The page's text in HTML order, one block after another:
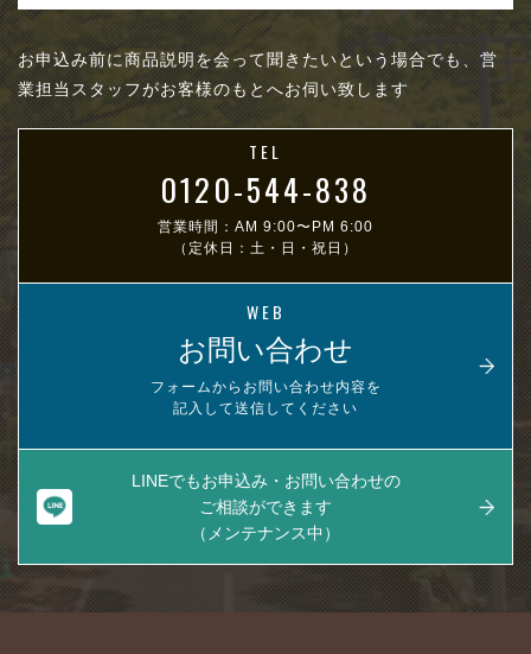
お申込み前に商品説明を会って聞きたいという場合でも、営
業担当スタッフがお客様のもとへお伺い致します
TEL
0120-544-838
営業時間：AM 9:00〜PM 6:00
（定休日：土・日・祝日）
WEB
お問い合わせ
フォームからお問い合わせ内容を
記入して送信してください
LINEでもお申込み・お問い合わせの
ご相談ができます
（メンテナンス中）